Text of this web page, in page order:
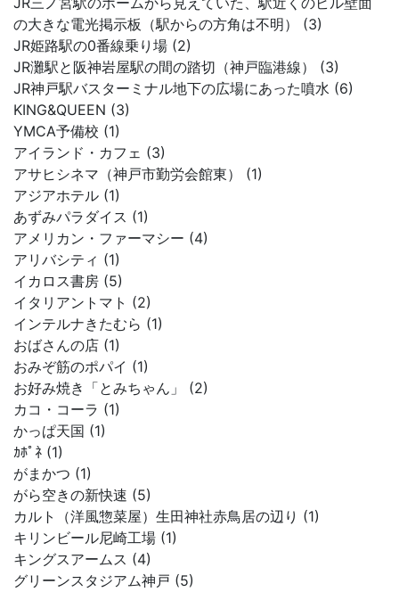
の大きな電光掲示板（駅からの方角は不明） (3)
JR姫路駅の0番線乗り場 (2)
JR灘駅と阪神岩屋駅の間の踏切（神戸臨港線） (3)
JR神戸駅バスターミナル地下の広場にあった噴水 (6)
KING&QUEEN (3)
YMCA予備校 (1)
アイランド・カフェ (3)
アサヒシネマ（神戸市勤労会館東） (1)
アジアホテル (1)
あずみパラダイス (1)
アメリカン・ファーマシー (4)
アリバシティ (1)
イカロス書房 (5)
イタリアントマト (2)
インテルナきたむら (1)
おばさんの店 (1)
おみぞ筋のポパイ (1)
お好み焼き「とみちゃん」 (2)
カコ・コーラ (1)
かっぱ天国 (1)
ｶﾎﾟﾈ (1)
がまかつ (1)
がら空きの新快速 (5)
カルト（洋風惣菜屋）生田神社赤鳥居の辺り (1)
キリンビール尼崎工場 (1)
キングスアームス (4)
グリーンスタジアム神戸 (5)